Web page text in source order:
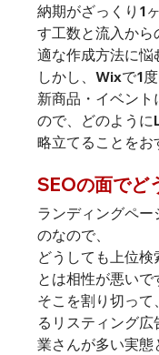
納期がざっくり1
す工数と流入から
適な作成方法に悩
しかし、Wixで1
新商品・イベン
ので、どのように
略立てることをお
SEOの面でど
ランディングペ
のなので、
どうしても上位
とは相性が悪いで
そこを割り切って
るリスティング
業さんが多い実態